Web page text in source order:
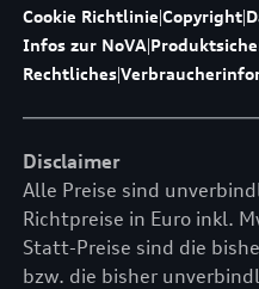
Cookie Richtlinie|Copyright|
Infos zur NoVA|
Rechtliches|
Disclaimer
Alle Preise sind
Richtpreise in Euro inkl.
Statt-Preise sind die
bzw. die bisher